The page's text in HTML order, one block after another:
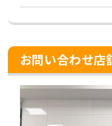
お問い合わせ店